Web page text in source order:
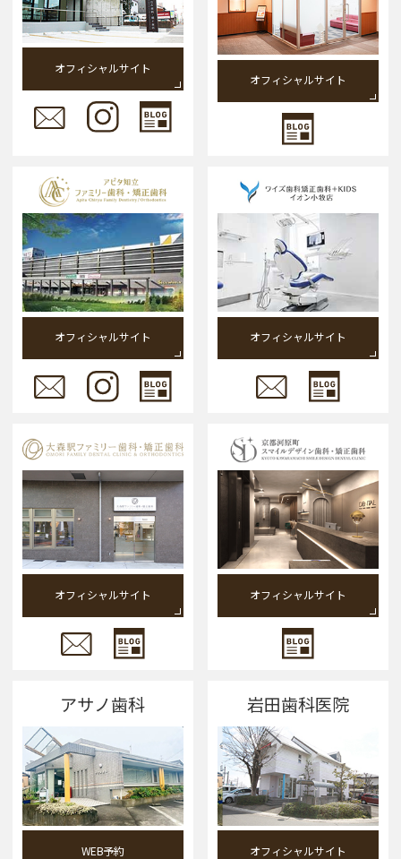
オフィシャルサイト
オフィシャルサイト
オフィシャルサイト オフィシャルサイト
オフィシャルサイト オフィシャルサイト
アサノ歯科
WEB予約
岩田歯科医院
オフィシャルサイト